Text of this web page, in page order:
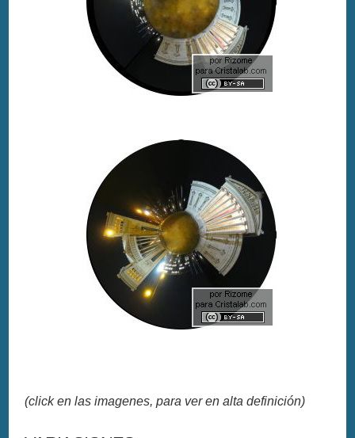
(click en las imagenes, para ver en alta definición)